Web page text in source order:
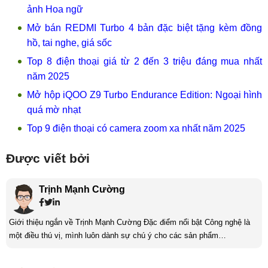
ảnh Hoa ngữ
Mở bán REDMI Turbo 4 bản đặc biệt tặng kèm đồng
hồ, tai nghe, giá sốc
Top 8 điện thoại giá từ 2 đến 3 triệu đáng mua nhất
năm 2025
Mở hộp iQOO Z9 Turbo Endurance Edition: Ngoại hình
quá mờ nhạt
Top 9 điện thoại có camera zoom xa nhất năm 2025
Được viết bởi
Trịnh Mạnh Cường
Giới thiệu ngắn về Trịnh Mạnh Cường Đặc điểm nổi bật Công nghệ là
một điều thú vị, mình luôn dành sự chú ý cho các sản phẩm